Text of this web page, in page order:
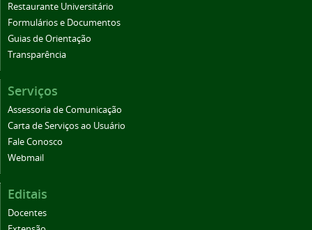
Restaurante Universitário
Formulários e Documentos
Guias de Orientação
Transparência
Serviços
Assessoria de Comunicação
Carta de Serviços ao Usuário
Fale Conosco
Webmail
Editais
Docentes